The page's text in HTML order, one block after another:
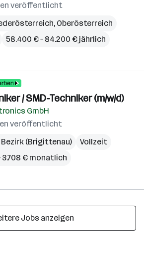
veröffentlicht
, Oberösterreich
58.400 € – 84.200 € jährlich
/ SMD-Techniker (m/w/d)
GmbH
veröffentlicht
Bezirk (Brigittenau)
Vollzeit
3.708 € monatlich
Jobs anzeigen